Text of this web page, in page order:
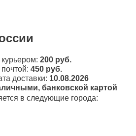
200 руб.
450 руб.
доставки: 10.08.2026
банковской картой
в следующие города: